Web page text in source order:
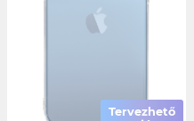
Tervezhető